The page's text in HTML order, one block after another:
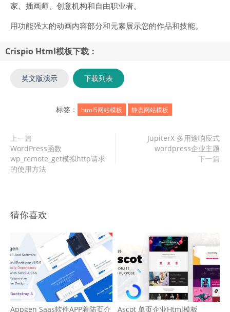
家、插画师、创意机构和自由职业者。
用功能强大的动画内容部分和元素展示您的作品和技能。
Crispio Html模板下载：
英文版演示 下载列表
标签： html5网站模板 静态网站模板
上一篇
WordPress函数
wp_remote_get模拟http请求
的使用方法
JupiterX 多用途响应式
wordpress企业主题
下一篇
猜你喜欢
Appgen Saas软件APP着陆页介
Ascot 单页企业Html模板